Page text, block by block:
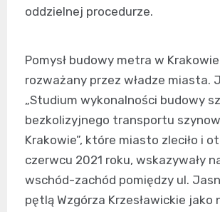
oddzielnej procedurze.
Pomysł budowy metra w Krakowie
rozważany przez władze miasta.
„Studium wykonalności budowy
bezkolizyjnego transportu
Krakowie”, które miasto zleciło i
czerwcu 2021 roku, wskazywały
wschód-zachód pomiędzy ul.
pętlą Wzgórza Krzesławickie jako